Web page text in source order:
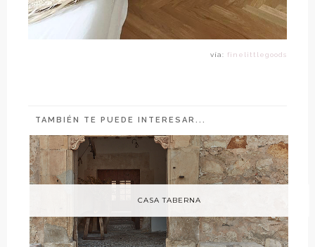
vía: finelittlegoods
TAMBIÉN TE PUEDE INTERESAR...
CASA TABERNA